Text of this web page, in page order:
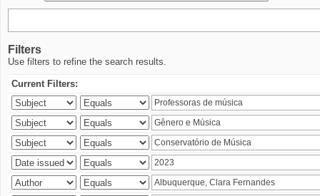
Filters
Use filters to refine the search results.
Current Filters: